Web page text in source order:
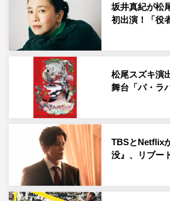
坂井真紀が松
初出演！「役
松尾スズキ演
舞台「パ・ラ
TBSとNetflix
没』、リブー